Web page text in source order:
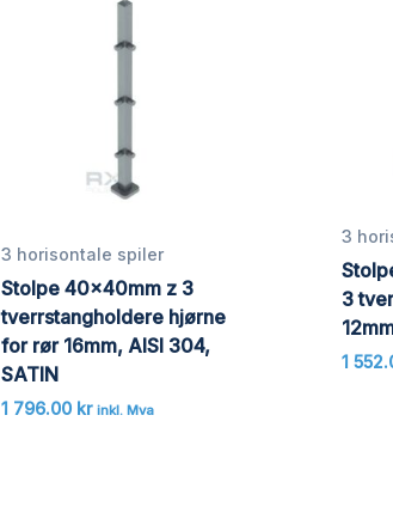
3 horisontale spiler
Stolpe 40x40mm z 3
tverrstangholdere hjørne
for rør 16mm, AISI 304,
SATIN
1 796.00 kr inkl. Mva
3
3
1